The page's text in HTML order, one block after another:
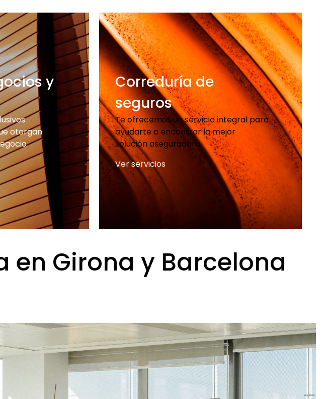
y
otorgan
Correduría de
seguros
Te ofrecemos un servicio integral para
ayudarte a encontrar la mejor
solución aseguradora
Ver servicios
en Girona y Barcelona